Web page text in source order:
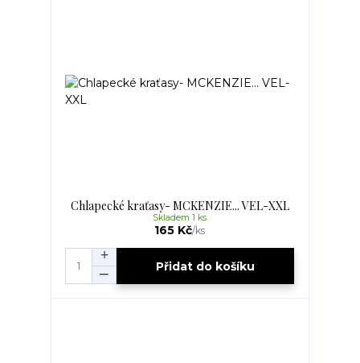
Chlapecké kraťasy- MCKENZIE... VEL-XXL
165 Kč/ks
Skladem 1 ks
Přidat do košíku